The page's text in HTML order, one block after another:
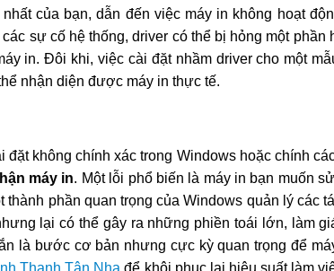
của bạn, dẫn đến việc máy in không hoạt
sự cố hệ thống, driver có thể bị hỏng một phần
in. Đôi khi, việc cài đặt nhầm driver cho một
nhận diện được máy in thực tế.
đặt không chính xác trong Windows hoặc chính
máy in. Một lỗi phổ biến là máy in bạn muốn
thành phần quan trọng của Windows quản lý các
lại có thể gây ra những phiền toái lớn, làm
là bước cơ bản nhưng cực kỳ quan trọng để
Thạnh Tân Nha để khôi phục lại hiệu suất làm